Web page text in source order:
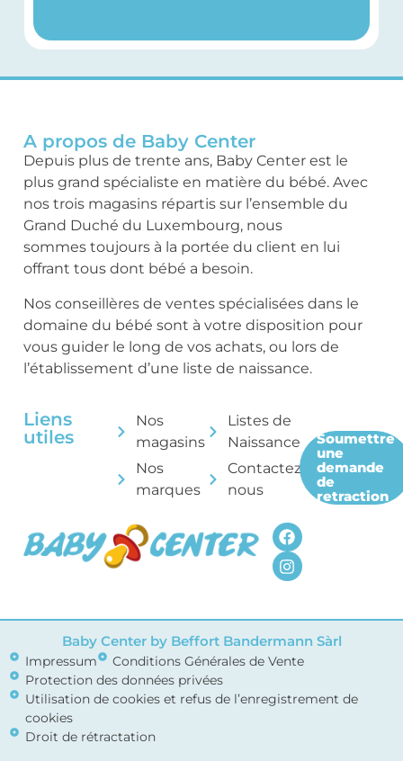
A propos de Baby Center
Depuis plus de trente ans, Baby Center est le
plus grand spécialiste en matière du bébé. Avec
nos trois magasins répartis sur l’ensemble du
Grand Duché du Luxembourg, nous
sommes toujours à la portée du client en lui
offrant tous dont bébé a besoin.
Nos conseillères de ventes spécialisées dans le
domaine du bébé sont à votre disposition pour
vous guider le long de vos achats, ou lors de
l’établissement d’une liste de naissance.
Liens
utiles
Nos
magasins
Nos
marques
Listes de
Naissance
Contactez-
nous
Soumettre
une
demande
de
retraction
Baby Center by Beffort Bandermann Sàrl
Impressum
Conditions Générales de Vente
Protection des données privées
Utilisation de cookies et refus de l’enregistrement de
cookies
Droit de rétractation